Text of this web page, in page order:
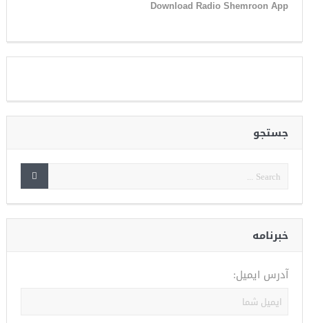
Download Radio Shemroon App
جستجو
خبرنامه
آدرس ایمیل: